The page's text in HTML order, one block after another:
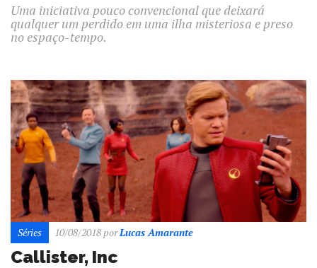
Uma iniciativa pouco convencional que deixará
qualquer um perdido em uma ilha misteriosa e preso
no espaço-tempo.
Séries 10/08/2018 por Lucas Amarante
Callister, Inc